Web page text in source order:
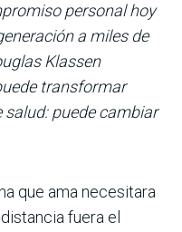
personal hoy
a miles de
Klassen
transformar
puede cambiar
que ama necesitara
fuera el